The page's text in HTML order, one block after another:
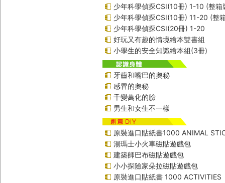
少年科學偵探CSI(10冊) 1-10 (整箱
少年科學偵探CSI(10冊) 11-20 (整
少年科學偵探CSI(20冊) 1-20
好玩又有趣的情境繪本雙書組
小學生的安全知識繪本組(3冊)
牙齒和嘴巴的奧秘
感冒的奧秘
千變萬化的臉
男生和女生不一樣
原裝進口貼紙書1000 ANIMAL
湯瑪士小火車磁貼遊戲包
建築師巴布磁貼遊戲包
小小探險家朵拉磁貼遊戲包
原裝進口貼紙書 1000 ACTIVITIES